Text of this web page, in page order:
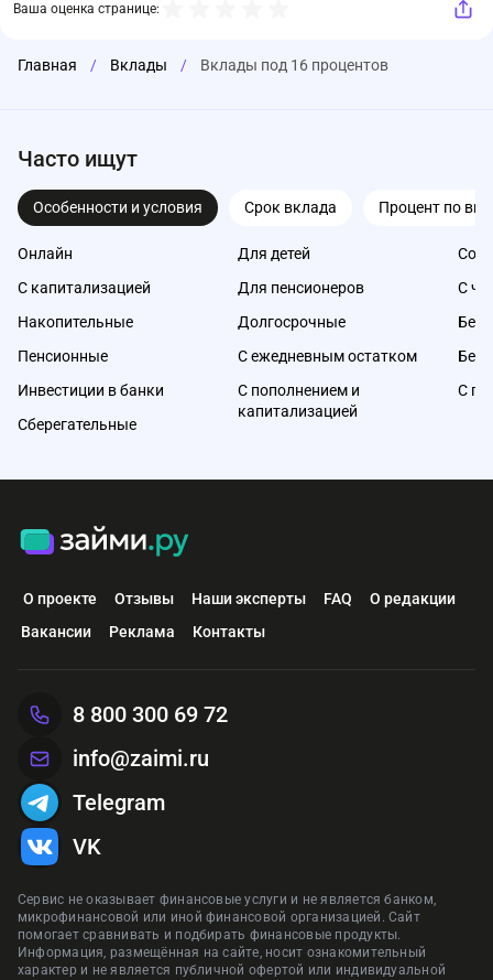
Ваша оценка странице:
Главная / Вклады / Вклады под 16 процентов
Часто ищут
Особенности и условия Срок вклада Процент по
Онлайн
С капитализацией
Накопительные
Пенсионные
Инвестиции в банки
Сберегательные
Для детей
Для пенсионеров
Долгосрочные
С ежедневным остатком
С пополнением и
капитализацией
Со
С
Без
Без
С
О проекте Отзывы Наши эксперты FAQ
О редакции
Вакансии
Реклама Контакты
Сервис не оказывает финансовые услуги и не является банком,
микрофинансовой или иной финансовой организацией. Сайт
помогает сравнивать и подбирать финансовые продукты.
Информация, размещённая на сайте, носит ознакомительный
характер и не является публичной офертой или индивидуальной
8 800 300 69 72
info@zaimi.ru
Telegram
VK